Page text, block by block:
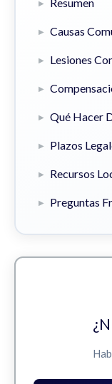
Causas
Lesiones
Qué Hacer
Plazos
Recursos
Preguntas